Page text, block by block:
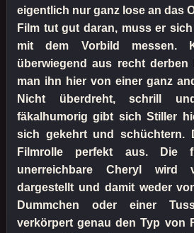
eigentlich nur ganz lose an das
Film tut gut daran, muss er
mit dem Vorbild messen.
überwiegend aus recht
man ihn hier von einer ganz
Nicht überdreht, schrill
fäkalhumorig gibt sich Stiller
sich gekehrt und schüchtern.
Filmrolle perfekt aus. Die
unerreichbare Cheryl wird
dargestellt und damit weder
Dummchen oder einer
verkörpert genau den Typ von